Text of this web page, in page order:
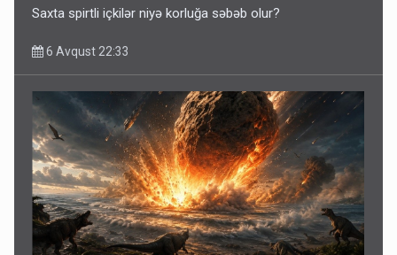
Saxta spirtli içkilər niyə korluğa səbəb olur?
6 Avqust 22:33